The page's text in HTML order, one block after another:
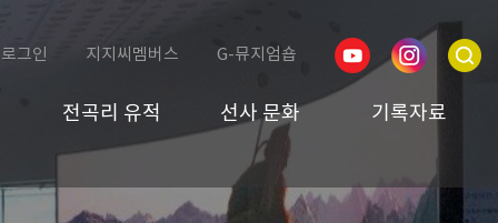
로그인 지지씨멤버스 G-뮤지엄숍
전곡리 유적 선사 문화 기록자료